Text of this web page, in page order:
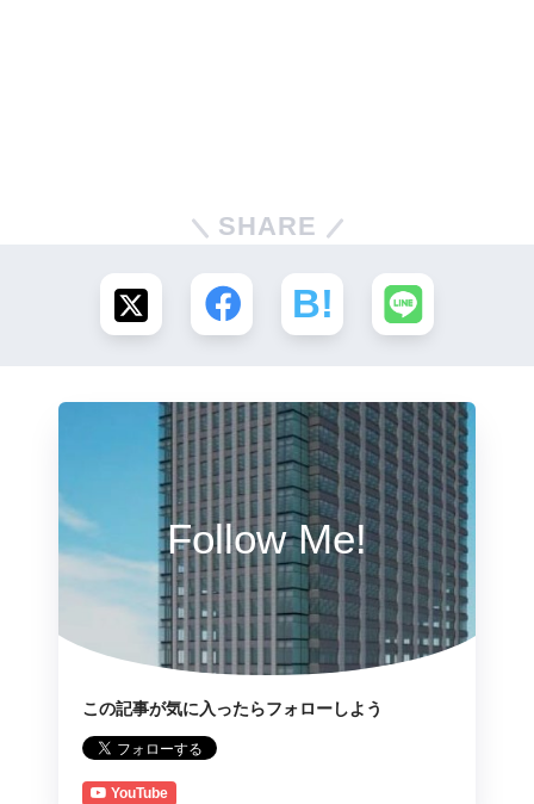
SHARE
Follow Me!
この記事が気に入ったらフォローしよう
YouTube